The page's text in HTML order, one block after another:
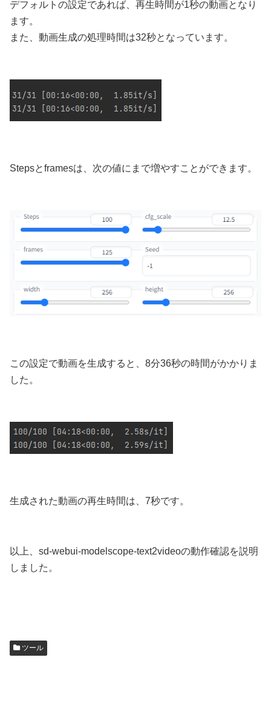
デフォルトの設定であれば、再生時間が1秒の動画となり
ます。
また、動画生成の処理時間は32秒となっています。
Stepsとframesは、次の値にまで増やすことができます。
この設定で動画を生成すると、8分36秒の時間がかかりま
した。
生成された動画の再生時間は、7秒です。
以上、sd-webui-modelscope-text2videoの動作確認を説明
しました。
ツール